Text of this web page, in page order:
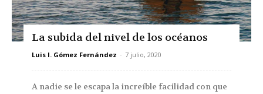
La subida del nivel de los océanos
Luis I. Gómez Fernández - 7 julio, 2020
A nadie se le escapa la increíble facilidad con que